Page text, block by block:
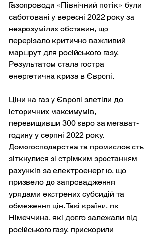
Газопроводи «Північний потік» були
саботовані у вересні 2022 року за
незрозумілих обставин, що
перерізало критично важливий
маршрут для російського газу.
Результатом стала гостра
енергетична криза в Європі.
Ціни на газ у Європі злетіли до
історичних максимумів,
перевищивши 300 євро за мегават-
годину у серпні 2022 року.
Домогосподарства та промисловість
зіткнулися зі стрімким зростанням
рахунків за електроенергію, що
призвело до запровадження
урядами екстрених субсидій та
обмеження цін. Такі країни, як
Німеччина, які довго залежали від
російського газу, прискорили